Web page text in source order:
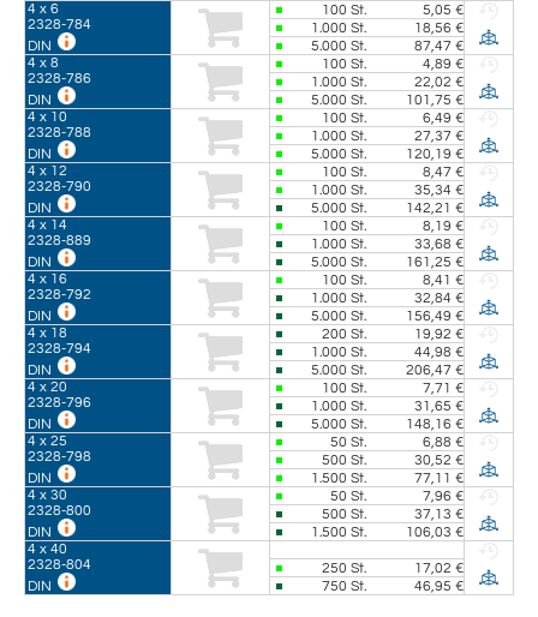
4 x 6
2328-784
DIN
100 St.
5,05 €
1.000 St.
18,56 €
5.000 St.
87,47 €
4 x 8
2328-786
DIN
100 St.
4,89 €
1.000 St.
22,02 €
5.000 St.
101,75 €
4 x 10
2328-788
DIN
100 St.
6,49 €
1.000 St.
27,37 €
5.000 St.
120,19 €
4 x 12
2328-790
DIN
100 St.
8,47 €
1.000 St.
35,34 €
5.000 St.
142,21 €
4 x 14
2328-889
DIN
100 St.
8,19 €
1.000 St.
33,68 €
5.000 St.
161,25 €
4 x 16
2328-792
DIN
100 St.
8,41 €
1.000 St.
32,84 €
5.000 St.
156,49 €
4 x 18
2328-794
DIN
200 St.
19,92 €
1.000 St.
44,98 €
5.000 St.
206,47 €
4 x 20
2328-796
DIN
100 St.
7,71 €
1.000 St.
31,65 €
5.000 St.
148,16 €
4 x 25
2328-798
DIN
50 St.
6,88 €
500 St.
30,52 €
1.500 St.
77,11 €
4 x 30
2328-800
DIN
50 St.
7,96 €
500 St.
37,13 €
1.500 St.
106,03 €
4 x 40
2328-804
DIN
250 St.
17,02 €
750 St. 46,95 €